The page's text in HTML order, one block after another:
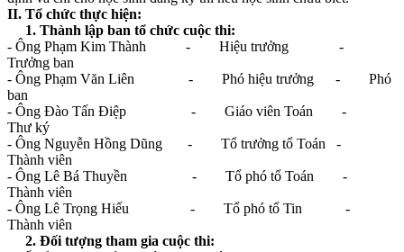
II. Tổ chức thực hiện:
1. Thành lập ban tổ chức cuộc thi:
- Ông Phạm Kim Thành - Hiệu trưởng -
Trưởng ban
- Ông Phạm Văn Liên - Phó hiệu trưởng - Phó
ban
- Ông Đào Tấn Điệp - Giáo viên Toán -
Thư ký
- Ông Nguyễn Hồng Dũng - Tổ trưởng tổ Toán -
Thành viên
- Ông Lê Bá Thuyền - Tổ phó tổ Toán -
Thành viên
- Ông Lê Trọng Hiếu - Tổ phó tổ Tin -
Thành viên
2. Đối tượng tham gia cuộc thi: